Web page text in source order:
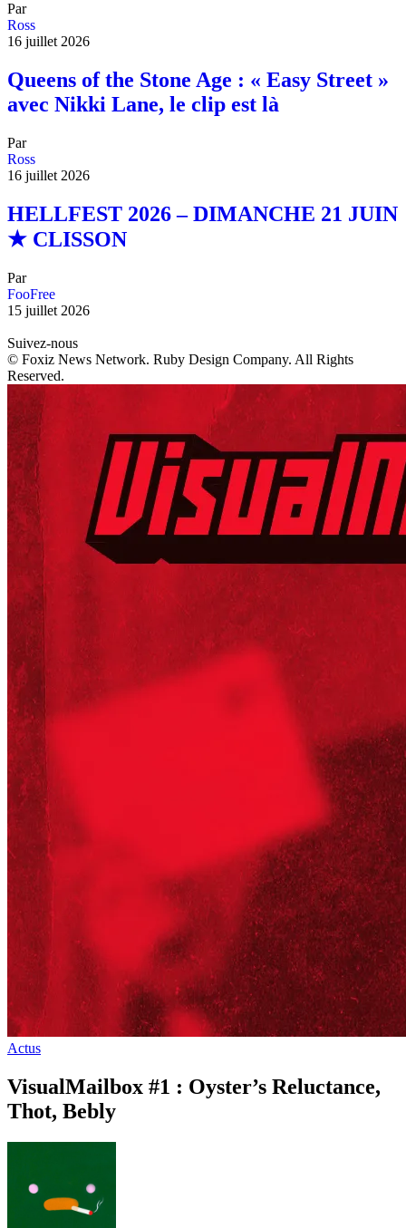
Par
Ross
16 juillet 2026
Queens of the Stone Age : « Easy Street »
avec Nikki Lane, le clip est là
Par
Ross
16 juillet 2026
HELLFEST 2026 – DIMANCHE 21 JUIN
★ CLISSON
Par
FooFree
15 juillet 2026
Suivez-nous
© Foxiz News Network. Ruby Design Company. All Rights
Reserved.
Actus
VisualMailbox #1 : Oyster’s Reluctance,
Thot, Bebly